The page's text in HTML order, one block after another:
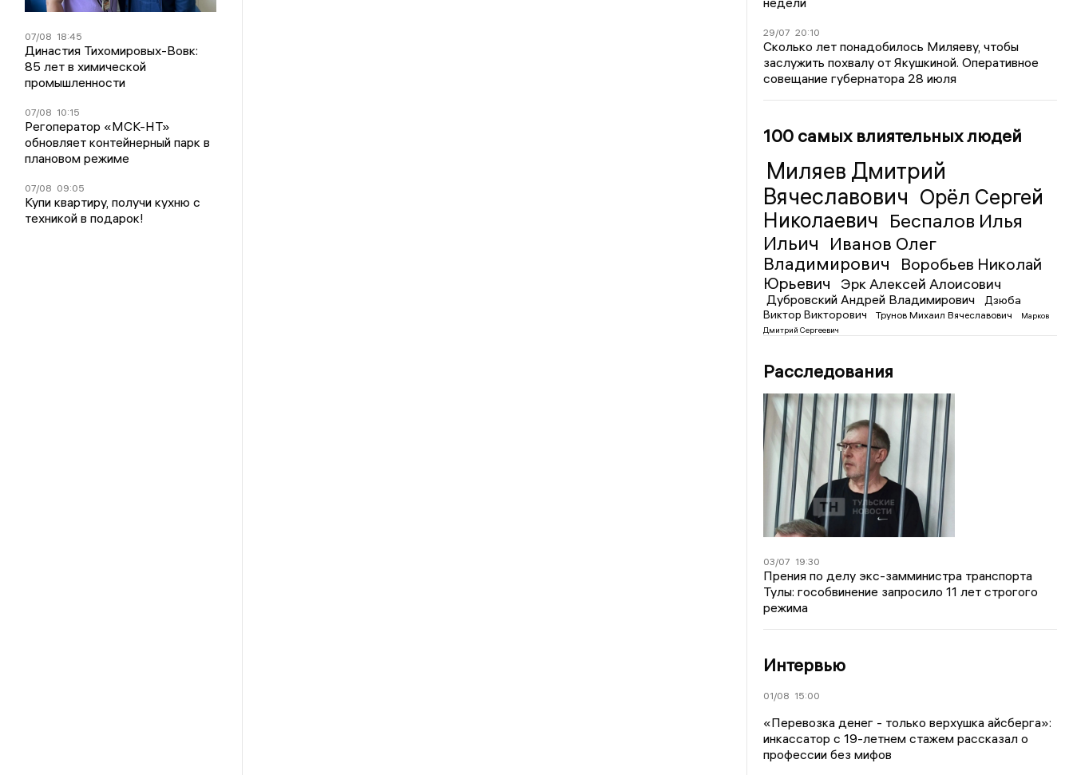
07/08 18:45
Династия Тихомировых-Вовк:
85 лет в химической
промышленности
07/08 10:15
Регоператор «МСК-НТ»
обновляет контейнерный парк в
плановом режиме
07/08 09:05
Купи квартиру, получи кухню с
техникой в подарок!
29/07 20:10
Сколько лет понадобилось Миляеву, чтобы
заслужить похвалу от Якушкиной. Оперативное
совещание губернатора 28 июля
100 самых влиятельных людей
Миляев Дмитрий
Вячеславович Орёл Сергей
Николаевич Беспалов Илья
Ильич
Иванов Олег
Владимирович
Воробьев Николай
Юрьевич
Эрк Алексей Алоисович
Дубровский Андрей Владимирович
Дзюба
Виктор Викторович
Трунов Михаил Вячеславович
Марков
Дмитрий Сергеевич
Расследования
03/07 19:30
Прения по делу экс-замминистра транспорта
Тулы: гособвинение запросило 11 лет строгого
режима
Интервью
01/08 15:00
«Перевозка денег - только верхушка айсберга»:
инкассатор с 19-летнем стажем рассказал о
профессии без мифов